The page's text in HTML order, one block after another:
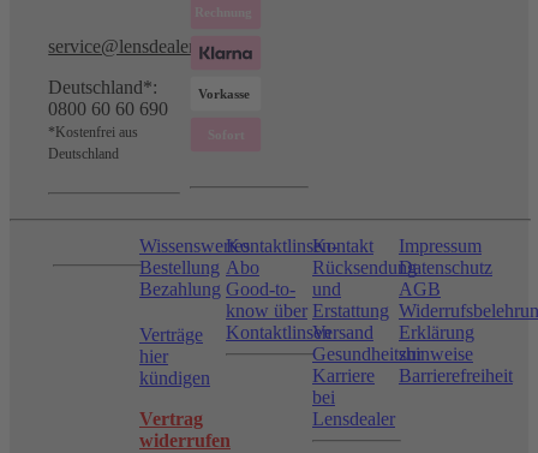
service@lensdealer.com
Deutschland*:
0800 60 60 690
*Kostenfrei aus
Deutschland
Wissenswertes
Bestellung
Bezahlung
Verträge
hier
kündigen
Vertrag
widerrufen
Kontaktlinsen-
Abo
Good-to-
know über
Kontaktlinsen
Kontakt
Rücksendung
und
Erstattung
Versand
Gesundheitshinweise
Karriere
bei
Lensdealer
Impressum
Datenschutz
AGB
Erklärung
zur
Barrierefreiheit